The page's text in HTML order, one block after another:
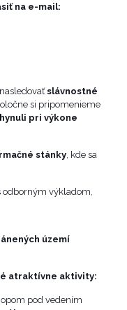
na e-mail:
nasledovaťslávnostné
si pripomenieme
pri výkone
stánky, kde sa
odborným výkladom,
území
atraktívne aktivity:
pod vedením